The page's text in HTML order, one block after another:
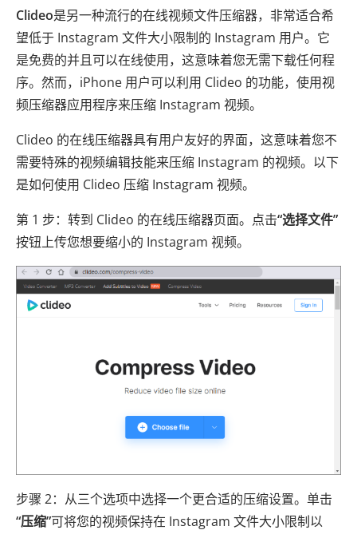
Clideo是另一种流行的在线视频文件压缩器，非常适合希
望低于 Instagram 文件大小限制的 Instagram 用户。它
是免费的并且可以在线使用，这意味着您无需下载任何程
序。然而，iPhone 用户可以利用 Clideo 的功能，使用视
频压缩器应用程序来压缩 Instagram 视频。
Clideo 的在线压缩器具有用户友好的界面，这意味着您不
需要特殊的视频编辑技能来压缩 Instagram 的视频。以下
是如何使用 Clideo 压缩 Instagram 视频。
第 1 步：转到 Clideo 的在线压缩器页面。点击“选择文件”
按钮上传您想要缩小的 Instagram 视频。
步骤 2：从三个选项中选择一个更合适的压缩设置。单击
“压缩”可将您的视频保持在 Instagram 文件大小限制以